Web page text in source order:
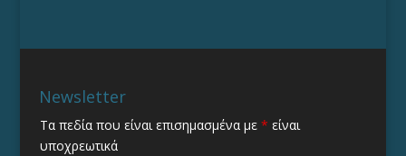
Newsletter
Τα πεδία που είναι επισημασμένα με * είναι
υποχρεωτικά